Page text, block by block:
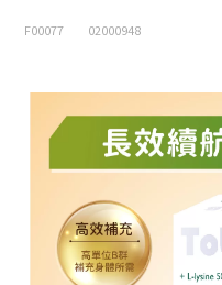
F00077 02000948